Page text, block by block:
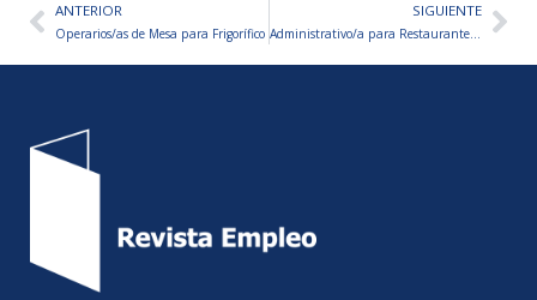
AntANTERIOR
Operarios/as de Mesa para Frigorífico
SIGUIENTE
Administrativo/a para Restaurante «VON BERRY»